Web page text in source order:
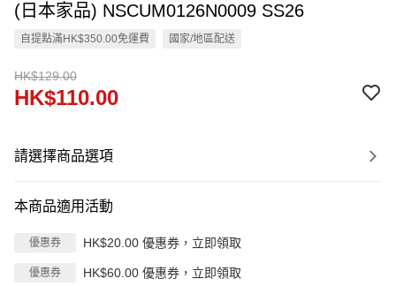
(日本家品) NSCUM0126N0009 SS26
自提點滿HK$350.00免運費 國家/地區配送
HK$129.00
HK$110.00
請選擇商品選項
本商品適用活動
優惠券 HK$20.00 優惠券，立即領取
優惠券 HK$60.00 優惠券，立即領取